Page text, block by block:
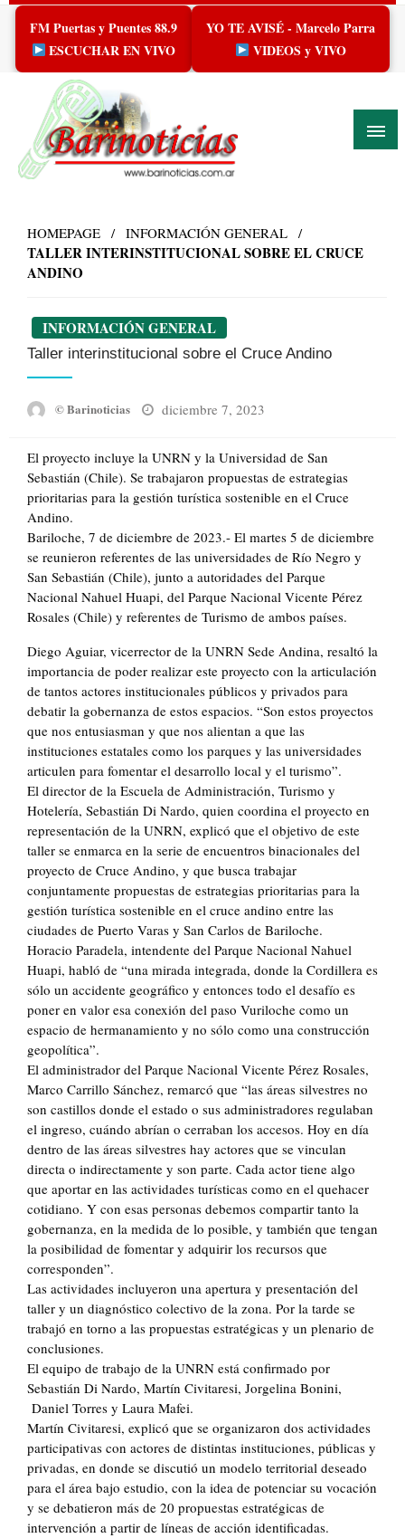
Skip
content
FM Puertas y Puentes 88.9
ESCUCHAR EN VIVO
YO TE AVISÉ - Marcelo Parra
VIDEOS y VIVO
HOMEPAGE INFORMACIÓN GENERAL
TALLER INTERINSTITUCIONAL SOBRE EL CRUCE
ANDINO
INFORMACIÓN GENERAL
Taller interinstitucional sobre el Cruce Andino
© Barinoticias
Posted
diciembre 7, 2023
El proyecto incluye la UNRN y la Universidad de San
Sebastián (Chile). Se trabajaron propuestas de estrategias
prioritarias para la gestión turística sostenible en el Cruce
Andino.
Bariloche, 7 de diciembre de 2023.- El martes 5 de diciembre
se reunieron referentes de las universidades de Río Negro y
San Sebastián (Chile), junto a autoridades del Parque
Nacional Nahuel Huapi, del Parque Nacional Vicente Pérez
Rosales (Chile) y referentes de Turismo de ambos países.
Diego Aguiar, vicerrector de la UNRN Sede Andina, resaltó la
importancia de poder realizar este proyecto con la articulación
de tantos actores institucionales públicos y privados para
debatir la gobernanza de estos espacios. “Son estos proyectos
que nos entusiasman y que nos alientan a que las
instituciones estatales como los parques y las universidades
articulen para fomentar el desarrollo local y el turismo”.
El director de la Escuela de Administración, Turismo y
Hotelería, Sebastián Di Nardo, quien coordina el proyecto en
representación de la UNRN, explicó que el objetivo de este
taller se enmarca en la serie de encuentros binacionales del
proyecto de Cruce Andino, y que busca trabajar
conjuntamente propuestas de estrategias prioritarias para la
gestión turística sostenible en el cruce andino entre las
ciudades de Puerto Varas y San Carlos de Bariloche.
Horacio Paradela, intendente del Parque Nacional Nahuel
Huapi, habló de “una mirada integrada, donde la Cordillera es
sólo un accidente geográfico y entonces todo el desafío es
poner en valor esa conexión del paso Vuriloche como un
espacio de hermanamiento y no sólo como una construcción
geopolítica”.
El administrador del Parque Nacional Vicente Pérez Rosales,
Marco Carrillo Sánchez, remarcó que “las áreas silvestres no
son castillos donde el estado o sus administradores regulaban
el ingreso, cuándo abrían o cerraban los accesos. Hoy en día
dentro de las áreas silvestres hay actores que se vinculan
directa o indirectamente y son parte. Cada actor tiene algo
que aportar en las actividades turísticas como en el quehacer
cotidiano. Y con esas personas debemos compartir tanto la
gobernanza, en la medida de lo posible, y también que tengan
la posibilidad de fomentar y adquirir los recursos que
corresponden”.
Las actividades incluyeron una apertura y presentación del
taller y un diagnóstico colectivo de la zona. Por la tarde se
trabajó en torno a las propuestas estratégicas y un plenario de
conclusiones.
El equipo de trabajo de la UNRN está confirmado por
Sebastián Di Nardo, Martín Civitaresi, Jorgelina Bonini,
Daniel Torres y Laura Mafei.
Martín Civitaresi, explicó que se organizaron dos actividades
participativas con actores de distintas instituciones, públicas y
privadas, en donde se discutió un modelo territorial deseado
para el área bajo estudio, con la idea de potenciar su vocación
y se debatieron más de 20 propuestas estratégicas de
intervención a partir de líneas de acción identificadas.